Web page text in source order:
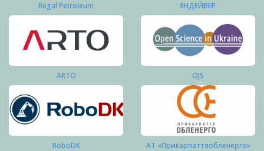
Regal Petroleum ЕНДЕЙВЕР
ARTO OJS
RoboDK АТ «Прикарпаттяобленерго»